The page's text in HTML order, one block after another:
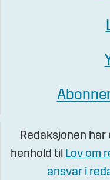
Redaksjonen
henhold til Lov om
ansvar i